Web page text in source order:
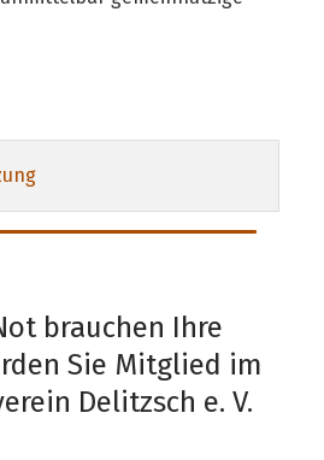
brauchen Ihre
Sie Mitglied im
Delitzsch e. V.